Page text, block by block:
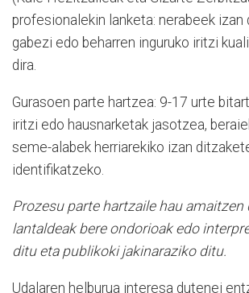
profesionalekin lanketa: nerabeek izan
gabezi edo beharren inguruko iritzi
dira.
Gurasoen parte hartzea: 9-17 urte
iritzi edo hausnarketak jasotzea,
seme-alabek herriarekiko izan
identifikatzeko.
Prozesu parte hartzaile hau amaitzen
lantaldeak bere ondorioak edo
ditu eta publikoki jakinaraziko ditu.
Udalaren helburua interesa dutenei